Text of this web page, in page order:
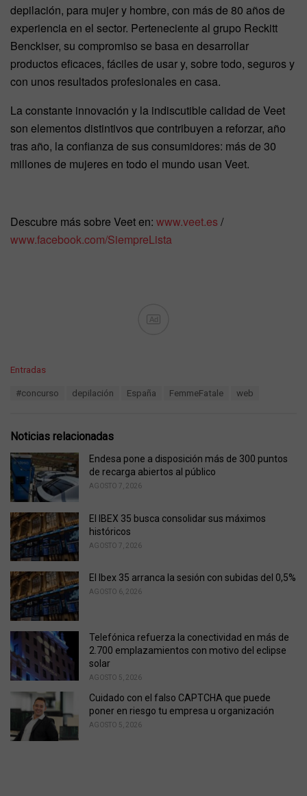
depilación, para mujer y hombre, con más de 80 años de
experiencia en el sector. Perteneciente al grupo Reckitt
Benckiser, su compromiso se basa en desarrollar
productos eficaces, fáciles de usar y, sobre todo, seguros y
con unos resultados profesionales en casa.
La constante innovación y la indiscutible calidad de Veet
son elementos distintivos que contribuyen a reforzar, año
tras año, la confianza de sus consumidores: más de 30
millones de mujeres en todo el mundo usan Veet.
Descubre más sobre Veet en: www.veet.es /
www.facebook.com/SiempreLista
Ad
C
o
r
i
e
s
Entradas
:
#concurso depilación España FemmeFatale web
Noticias relacionadas
Endesa pone a disposición más de 300 puntos
de recarga abiertos al público
AGOSTO 7, 2026
El IBEX 35 busca consolidar sus máximos
históricos
AGOSTO 7, 2026
El Ibex 35 arranca la sesión con subidas del 0,5%
AGOSTO 6, 2026
Telefónica refuerza la conectividad en más de
2.700 emplazamientos con motivo del eclipse
solar
AGOSTO 5, 2026
Cuidado con el falso CAPTCHA que puede
poner en riesgo tu empresa u organización
AGOSTO 5, 2026